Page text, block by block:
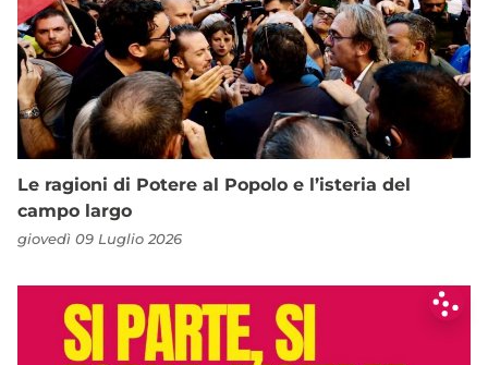
Le ragioni di Potere al Popolo e l’isteria del
campo largo
giovedì 09 Luglio 2026